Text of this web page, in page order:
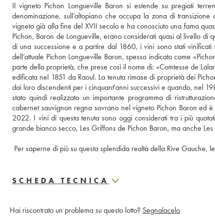
Il vigneto Pichon Longueville Baron si estende su pregiati
denominazione, sull’altopiano che occupa la zona di
vigneto già alla fine del XVII secolo e ha conosciuto una fama
Pichon, Baron de Longueville, erano considerati quasi al livello di
di una successione e a partire dal 1860, i vini sono stati
dell’attuale Pichon Longueville Baron, spesso indicato come
parte della proprietà, che prese così il nome di: «Comtesse de
edificata nel 1851 da Raoul. La tenuta rimase di proprietà dei
dai loro discendenti per i cinquant'anni successivi e quando, nel
stato quindi realizzato un importante programma di
cabernet sauvignon regna sovrano nel vigneto Pichon Baron ed
2022. I vini di questa tenuta sono oggi considerati tra i più
Per saperne di più su questa splendida realtà della Rive Gauche,
SCHEDA TECNICA
Hai riscontrato un problema su questo lotto? Segnalacelo